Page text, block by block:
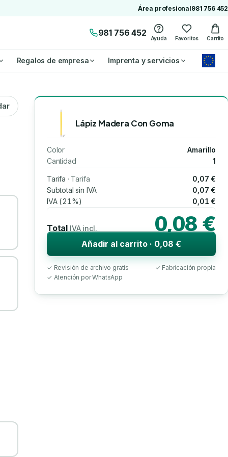
Área profesional981 756 452
981 756 452
Ayuda Favoritos Carrito
Regalos de empresa Imprenta y servicios
Lápiz Madera Con Goma
Color
Amarillo
Cantidad
1
Tarifa · Tarifa
0,07 €
Subtotal sin IVA
0,07 €
IVA (21%)
0,01 €
Total IVA incl. 0,08 €
Añadir al carrito · 0,08 €
✓ Revisión de archivo gratis
✓ Fabricación propia
✓ Atención por WhatsApp